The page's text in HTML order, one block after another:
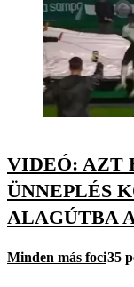
VIDEÓ: AZT
ÜNNEPLÉS
ALAGÚTBA
Minden más foci35